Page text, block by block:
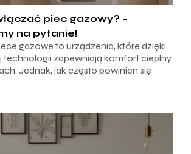
piec gazowy? –
na pytanie!
gazowe to urządzenia, które dzięki
technologii zapewniają komfort cieplny
Jednak, jak często powinien się